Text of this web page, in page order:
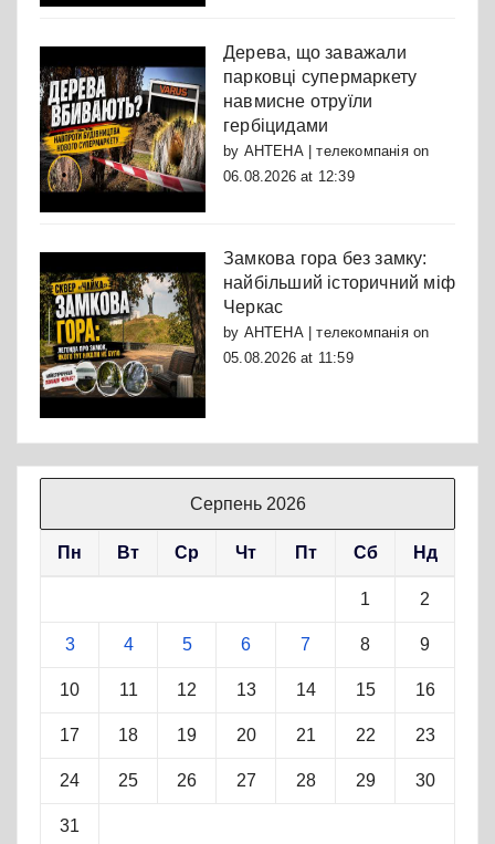
Дерева, що заважали
парковці супермаркету
навмисне отруїли
гербіцидами
by АНТЕНА | телекомпаніяon
06.08.2026 at 12:39
Замкова гора без замку:
найбільший історичний міф
Черкас
by АНТЕНА | телекомпаніяon
05.08.2026 at 11:59
Серпень 2026
Пн Вт Ср Чт Пт Сб Нд
1 2
3 4 5 6 7 8 9
10 11 12 13 14 15 16
17 18 19 20 21 22 23
24 25 26 27 28 29 30
31